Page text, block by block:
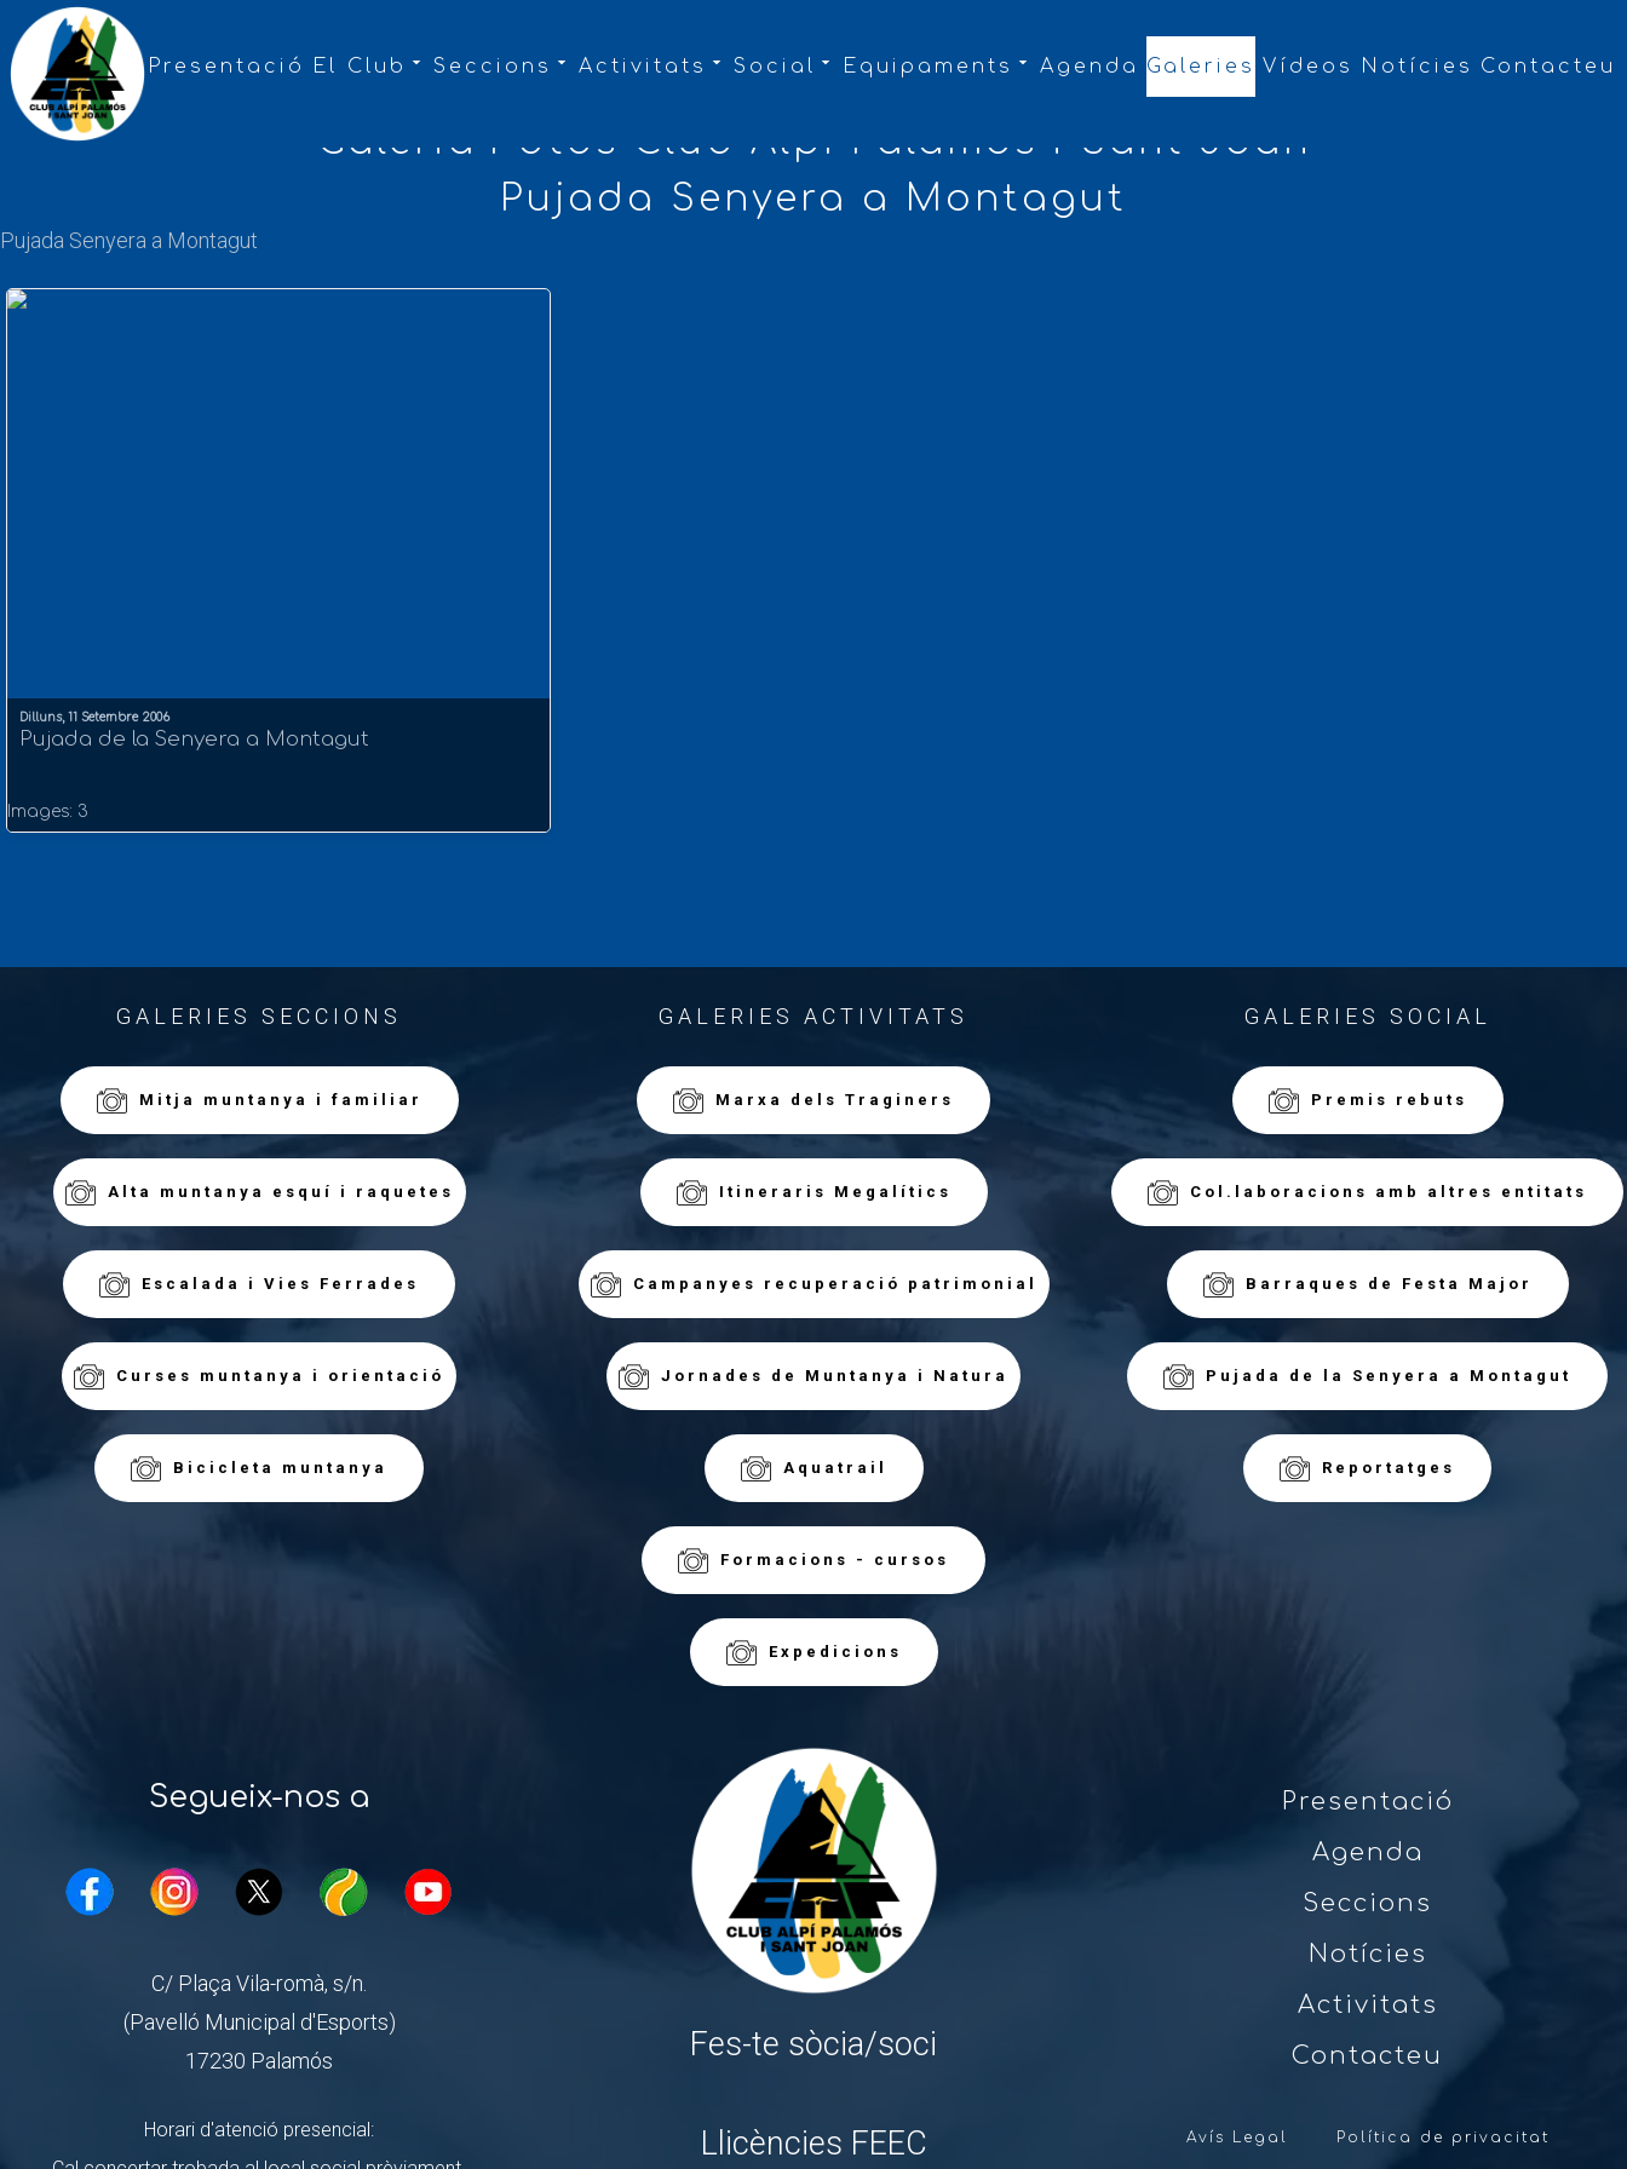
Presentació El Club Seccions Activitats Social Equipaments Agenda Galeries Vídeos Notícies Contacteu
Galeria Fotos Club Alpí Palamós i Sant Joan
Pujada Senyera a Montagut
Pujada Senyera a Montagut
Dilluns, 11 Setembre 2006
Pujada de la Senyera a Montagut
Images: 3
GALERIES SECCIONS
Mitja muntanya i familiar
Alta muntanya esquí i raquetes
Escalada i Vies Ferrades
Curses muntanya i orientació
Bicicleta muntanya
GALERIES ACTIVITATS
Marxa dels Traginers
Itineraris Megalítics
Campanyes recuperació patrimonial
Jornades de Muntanya i Natura
Aquatrail
Formacions - cursos
Expedicions
GALERIES SOCIAL
Premis rebuts
Col.laboracions amb altres entitats
Barraques de Festa Major
Pujada de la Senyera a Montagut
Reportatges
Segueix-nos a
C/ Plaça Vila-romà, s/n.
(Pavelló Municipal d'Esports)
17230 Palamós
Horari d'atenció presencial:
Fes-te sòcia/soci
Llicències FEEC
Presentació
Agenda
Seccions
Notícies
Activitats
Contacteu
Avís Legal Política de privacitat